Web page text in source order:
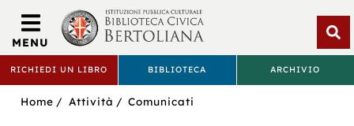
BIBLIOTECA
RICHIEDI UN LIBRO BIBLIOTECA ARCHIVIO
MENU
Bertoliana
Sei
Home Attività Comunicati